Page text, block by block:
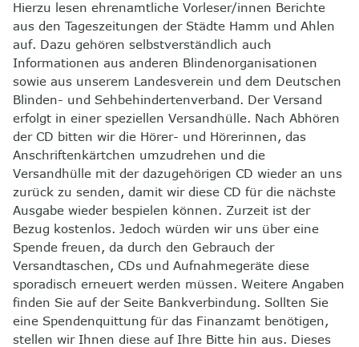
8
Kontakt
Hierzu lesen ehrenamtliche Vorleser/innen Berichte
aus den Tageszeitungen der Städte Hamm und Ahlen
auf. Dazu gehören selbstverständlich auch
Informationen aus anderen Blindenorganisationen
sowie aus unserem Landesverein und dem Deutschen
Blinden- und Sehbehindertenverband. Der Versand
erfolgt in einer speziellen Versandhülle. Nach Abhören
der CD bitten wir die Hörer- und Hörerinnen, das
Anschriftenkärtchen umzudrehen und die
Versandhülle mit der dazugehörigen CD wieder an uns
zurück zu senden, damit wir diese CD für die nächste
Ausgabe wieder bespielen können. Zurzeit ist der
Bezug kostenlos. Jedoch würden wir uns über eine
Spende freuen, da durch den Gebrauch der
Versandtaschen, CDs und Aufnahmegeräte diese
sporadisch erneuert werden müssen. Weitere Angaben
finden Sie auf der Seite Bankverbindung. Sollten Sie
eine Spendenquittung für das Finanzamt benötigen,
stellen wir Ihnen diese auf Ihre Bitte hin aus. Dieses